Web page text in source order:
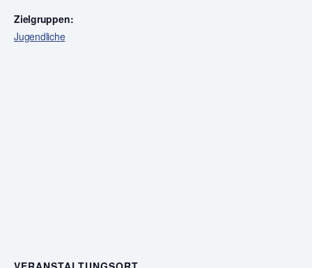
Zielgruppen:
Jugendliche